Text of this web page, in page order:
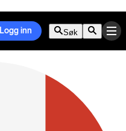
Logg inn Søk